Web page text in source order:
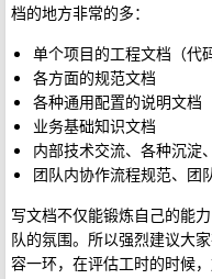
档的地方非常的多：
单个项目的工程文档（代
各方面的规范文档
各种通用配置的说明文档
业务基础知识文档
内部技术交流、各种沉淀
团队内协作流程规范、团
写文档不仅能锻炼自己的能
队的氛围。所以强烈建议大
容一环，在评估工时的时候，